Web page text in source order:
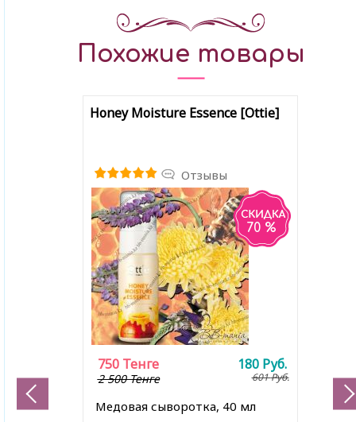
Похожие товары
Honey Moisture Essence [Ottie]
Отзывы
70 %
Медовая сыворотка, 40 мл
750 Тенге 180 Руб.
2 500 Тенге 601Руб.